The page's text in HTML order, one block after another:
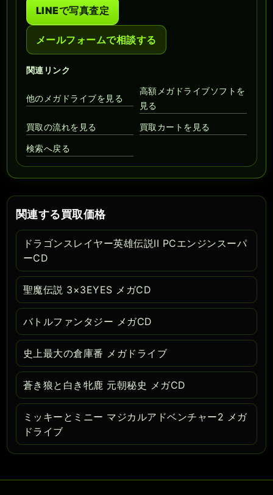
LINEで写真査定
メールフォームで相談する
関連リンク
他のメガドライブを見る
高額メガドライブソフトを
見る
買取の流れを見る 買取カートを見る
検索へ戻る
関連する買取価格
ドラゴンスレイヤー英雄伝説II PCエンジンスーパ
ーCD
聖魔伝説 3×3EYES メガCD
バトルファンタジー メガCD
史上最大の倉庫番 メガドライブ
蒼き狼と白き牝鹿 元朝秘史 メガCD
ミッキーとミニー マジカルアドベンチャー2 メガ
ドライブ